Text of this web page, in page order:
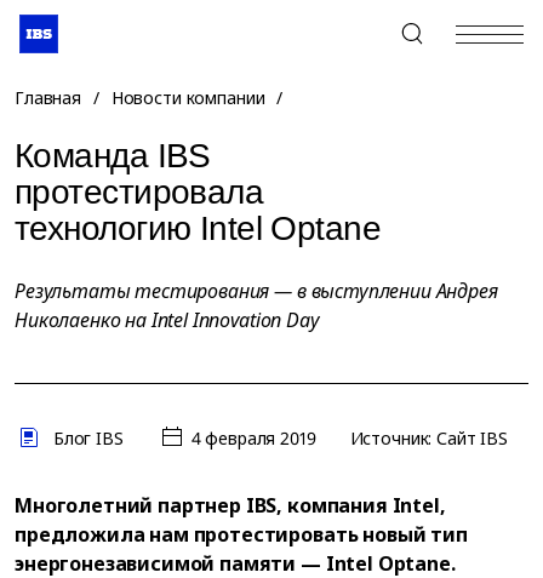
+7 (495) 967-80-80
Главная / Новости компании /
Команда IBS
протестировала
технологию Intel Optane
Результаты тестирования — в выступлении Андрея
Николаенко на Intel Innovation Day
Блог IBS 4 февраля 2019 Источник: Сайт IBS
Многолетний партнер IBS, компания Intel,
предложила нам протестировать новый тип
энергонезависимой памяти — Intel Optane.